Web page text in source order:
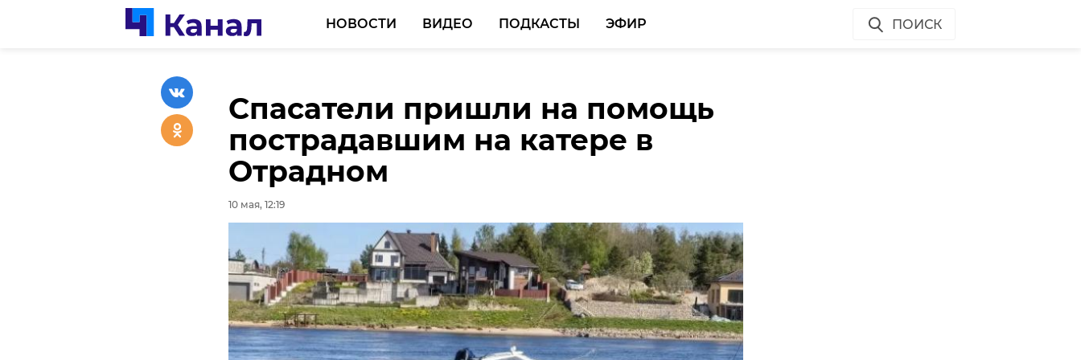
НОВОСТИ ВИДЕО ПОДКАСТЫ ЭФИР ПОИСК
Спасатели пришли на помощь
пострадавшим на катере в
Отрадном
10 мая, 12:19
Жителя Приозерского района
осудили на 12 лет заключения
за госизмену
10 мая, 11:50